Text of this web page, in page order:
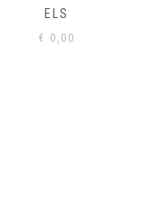
ELS
€0,00